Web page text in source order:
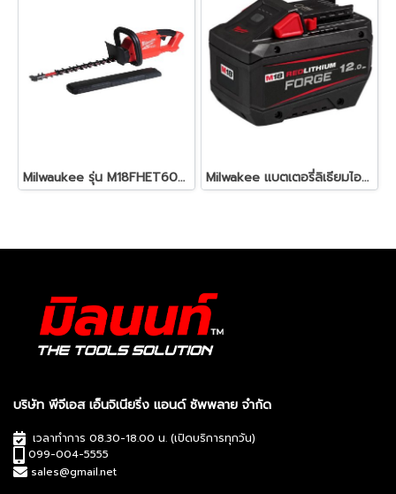
Milwaukee รุ่น M18FHET60G2-0 เครื่องตัดแต่งพุ่มไร้สาย Milwakee แบตเตอรี่ลิเธียมไออน FORGE 12.0Ah 18V รุ่น M18FB12
บริษัท พีจีเอส เอ็นจิเนียริ่ง แอนด์ ซัพพลาย จำกัด
เวลาทำการ 08.30-18.00 น. (เปิดบริการทุกวัน)
099-004-5555
sales@gmail.net